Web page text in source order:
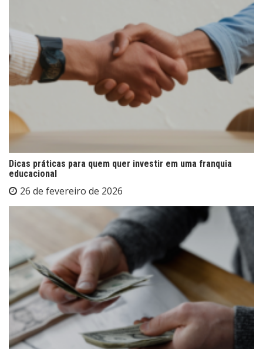
Dicas práticas para quem quer investir em uma franquia
educacional
26 de fevereiro de 2026